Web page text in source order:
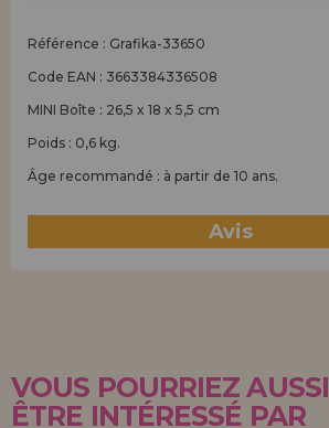
Référence : Grafika-33650
Code EAN : 3663384336508
MINI Boîte : 26,5 x 18 x 5,5 cm
Poids : 0,6 kg.
Âge recommandé : à partir de 10 ans.
Avis
VOUS POURRIEZ AUSSI
ÊTRE INTÉRESSÉ PAR